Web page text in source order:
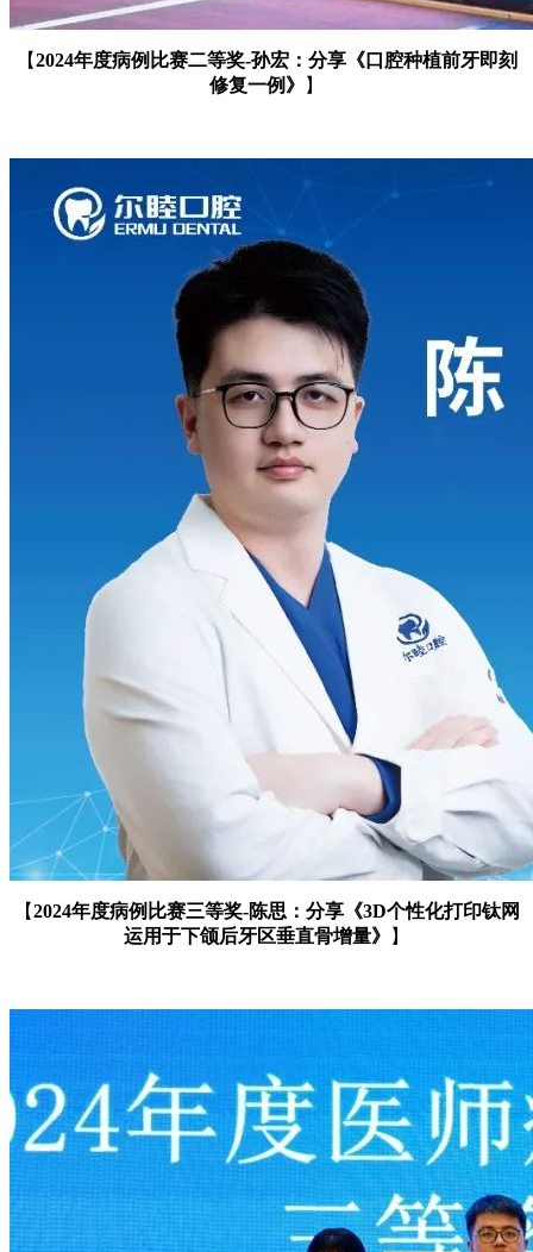
【2024年度病例比赛二等奖-孙宏：分享《口腔种植前牙即刻
修复一例 》 】
【2024年度病例比赛三等奖-陈思：分享《3D个性化打印钛网
运用于下颌后牙区垂直骨增量》 】